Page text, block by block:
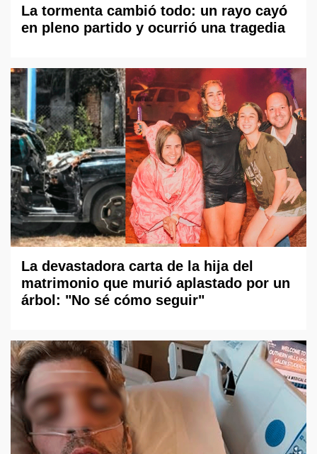
La tormenta cambió todo: un rayo cayó
en pleno partido y ocurrió una tragedia
La devastadora carta de la hija del
matrimonio que murió aplastado por un
árbol: "No sé cómo seguir"